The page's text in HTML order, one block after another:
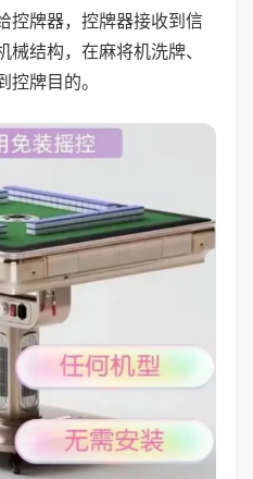
控牌器，控牌器接收到信
结构，在麻将机洗牌、
牌目的。